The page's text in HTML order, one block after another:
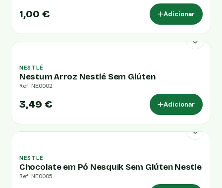
1,00 € Adicionar
NESTLÉ
Nestum Arroz Nestlé Sem Glúten
Ref: NE0002
3,49 € Adicionar
NESTLÉ
Chocolate em Pó Nesquik Sem Glúten Nestle
Ref: NE0005